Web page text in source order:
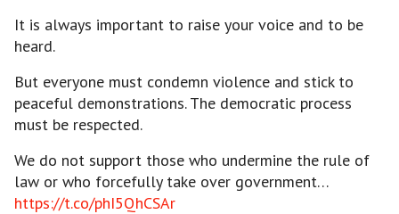
It is always important to raise your voice and to be
heard.
But everyone must condemn violence and stick to
peaceful demonstrations. The democratic process
must be respected.
We do not support those who undermine the rule of
law or who forcefully take over government…
https://t.co/phI5QhCSAr